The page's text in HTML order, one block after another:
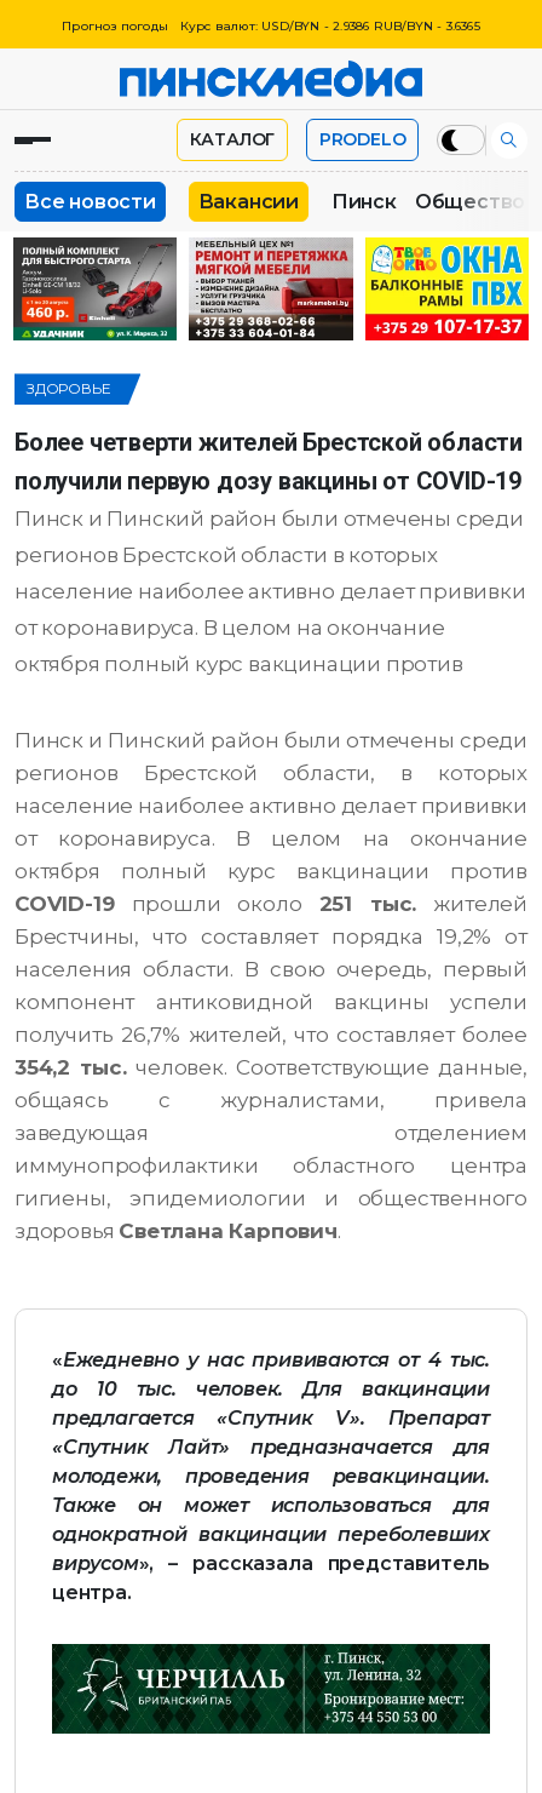
Прогноз погоды Курс валют: USD/BYN - 2.9386 RUB/BYN - 3.6365
КАТАЛОГ PRODELO
Все новости Вакансии Пинск Общество
ЗДОРОВЬЕ
Более четверти жителей Брестской области
получили первую дозу вакцины от COVID-19
Пинск и Пинский район были отмечены среди
регионов Брестской области в которых
население наиболее активно делает прививки
от коронавируса. В целом на окончание
октября полный курс вакцинации против
Пинск и Пинский район были отмечены среди
регионов Брестской области, в которых
население наиболее активно делает прививки
от коронавируса. В целом на окончание
октября полный курс вакцинации против
COVID-19прошли около 251 тыс. жителей
Брестчины, что составляет порядка 19,2% от
населения области. В свою очередь, первый
компонент антиковидной вакцины успели
получить 26,7% жителей, что составляет более
354,2 тыс.человек. Соответствующие данные,
общаясь с журналистами, привела
заведующая отделением
иммунопрофилактики областного центра
гигиены, эпидемиологии и общественного
здоровья Светлана Карпович.
«Ежедневно у нас прививаются от 4 тыс.
до 10 тыс. человек. Для вакцинации
предлагается «Спутник V». Препарат
«Спутник Лайт» предназначается для
молодежи, проведения ревакцинации.
Также он может использоваться для
однократной вакцинации переболевших
вирусом», – рассказала представитель
центра.